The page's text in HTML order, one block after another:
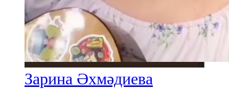
Зарина Әхмәдиева